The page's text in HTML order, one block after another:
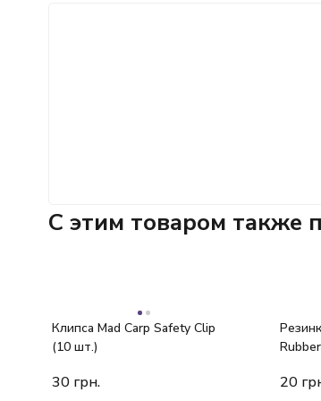
C этим товаром также
Клипса Mad Carp Safety Clip
(10 шт.)
30 грн. 20